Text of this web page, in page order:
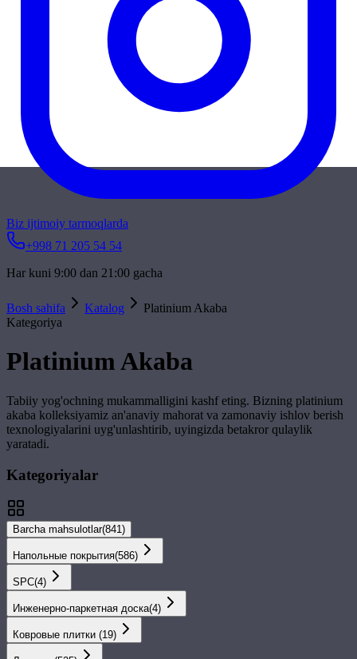
Biz ijtimoiy tarmoqlarda
+998 71 205 54 54
Har kuni 9:00 dan 21:00 gacha
Bosh sahifa Katalog
Platinium Akaba
Kategoriya
Platinium Akaba
Tabiiy yog'ochning mukammalligini kashf eting. Bizning platinium
akaba kolleksiyamiz an'anaviy mahorat va zamonaviy ishlov berish
texnologiyalarini uyg'unlashtirib, uyingizda betakror qulaylik
yaratadi.
Kategoriyalar
Barcha mahsulotlar(841)
Напольные покрытия(586)
SPС(4)
Инженерно-паркетная доска(4)
Ковровые плитки (19)